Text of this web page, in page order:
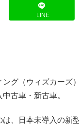
LINE
ング（ウィズカーズ
古車・新古車。
、日本未導入の新